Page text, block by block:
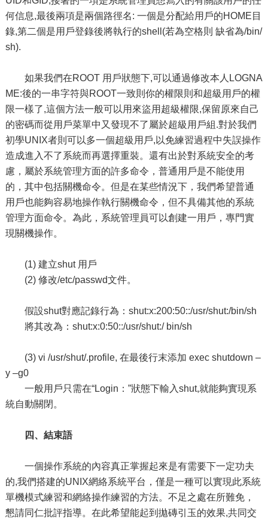
何信息,最後兩項是兩個路徑名: 一個是分配給用戶的HOME目
錄,第二個是用戶登錄後將執行的shell(若為空格則 缺省為/bin/
sh).
如果我們在ROOT 用戶狀態下,可以通過修改本人LOGNA
ME:後的一串字符與ROOT一致則你的權限則和超級用戶的權
限一樣了,這個方法一般可以用來盜用超級權限,保留原來自己
的密碼而從用戶菜單中又發現不了屬於超級用戶組.對於我們
初學UNIX者則可以多一個超級用戶,以免練習過程中失誤操作
造成進入不了系統而再選擇重裝。還有出於對系統安全的考
慮，屬於系統管理方面的許多命令，普通用戶是不能使用
的，其中包括關機命令。但是在某些情況下，我們希望普通
用戶也能夠容易地操作執行關機命令，但不具備其他的系統
管理方面命令。為此，系統管理員可以創建一用戶，專門實
現關機操作。
(1) 建立shut 用戶
(2) 修改/etc/passwd文件。
假設shut對應記錄行為：shut:x:200:50::/usr/shut:/bin/sh
將其改為：shut:x:0:50::/usr/shut:/ bin/sh
(3) vi /usr/shut/.profile, 在最後行末添加 exec shutdown –
y –g0
一般用戶只需在“Login：”狀態下輸入shut,就能夠實現系
統自動關閉。
四、結束語
一個操作系統的內容真正掌握起來是有需要下一定功夫
的,我們搭建的UNIX網絡系統平台，僅是一種可以實現此系統
單機模式練習和網絡操作練習的方法。不足之處在所難免，
懇請同仁批評指導。在此希望能起到拋磚引玉的效果,共同交